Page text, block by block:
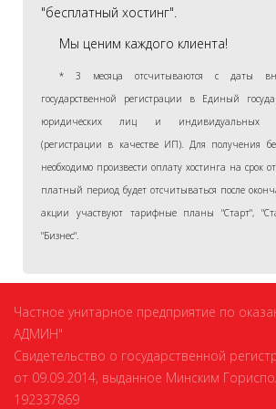
"бесплатный хостинг".
Мы ценим каждого клиента!
* 3 месяца отсчитываются с даты
государственной регистрации в Единый
юридических лиц и индивидуальных
(регистрации в качестве ИП). Для получения
необходимо произвести оплату хостинга на срок
платный период будет отсчитываться после
акции участвуют тарифные планы "Старт",
"Бизнес".
Частное унитарное предприятие по
АДМИН"
Свидетельство о государственной
от 09.09.2014, выданное Минским
192337869